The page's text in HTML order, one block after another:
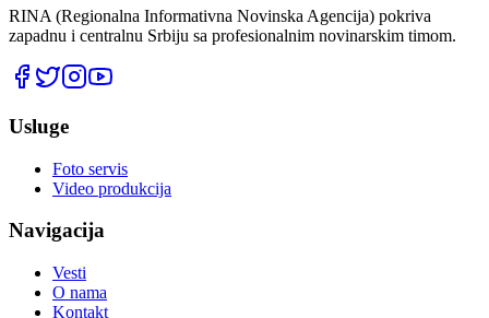
RINA (Regionalna Informativna Novinska Agencija) pokriva
zapadnu i centralnu Srbiju sa profesionalnim novinarskim timom.
Usluge
Foto servis
Video produkcija
Navigacija
Vesti
O nama
Kontakt